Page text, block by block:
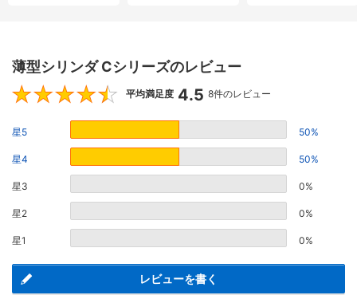
薄型シリンダ Cシリーズのレビュー
4.5
平均満足度 4.5 8件のレビュー
星5 50%
星4 50%
星3 0%
星2 0%
星1 0%
レビューを書く